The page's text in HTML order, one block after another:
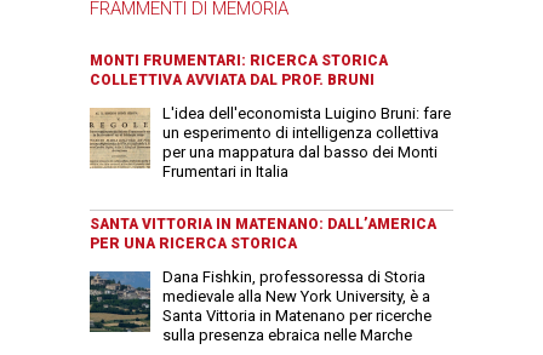
FRAMMENTI DI MEMORIA
MONTI FRUMENTARI: RICERCA STORICA
COLLETTIVA AVVIATA DAL PROF. BRUNI
L'idea dell'economista Luigino Bruni: fare
un esperimento di intelligenza collettiva
per una mappatura dal basso dei Monti
Frumentari in Italia
SANTA VITTORIA IN MATENANO: DALL’AMERICA
PER UNA RICERCA STORICA
Dana Fishkin, professoressa di Storia
medievale alla New York University, è a
Santa Vittoria in Matenano per ricerche
sulla presenza ebraica nelle Marche